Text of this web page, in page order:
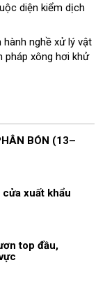
diện kiểm dịch
nghề xử lý vật
pháp xông hơi khử
BÓN (13–
xuất khẩu
top đầu,